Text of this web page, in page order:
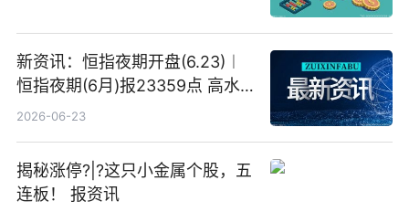
新资讯：恒指夜期开盘(6.23)︱
恒指夜期(6月)报23359点 高水
23点
2026-06-23
揭秘涨停?|?这只小金属个股，五
连板！ 报资讯